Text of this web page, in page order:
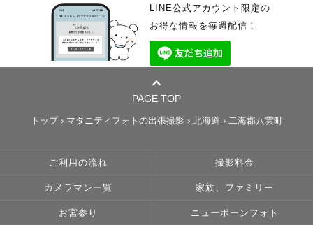
LINE公式アカウント限定の
お得な情報を毎週配信！
PAGE TOP
トップ› マタニティフォトの出張撮影 › 北海道 › 二海郡八雲町
ご利用の流れ 撮影料金
カメラマン一覧 家族、ファミリー
お宮参り ニューボーンフォト